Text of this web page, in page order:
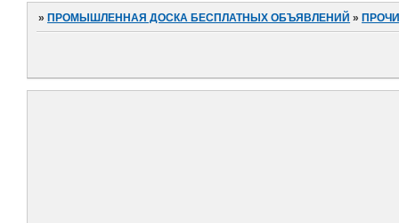
»ПРОМЫШЛЕННАЯ ДОСКА БЕСПЛАТНЫХ ОБЪЯВЛЕНИЙ »